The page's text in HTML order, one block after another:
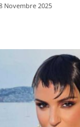
Novembre 2025